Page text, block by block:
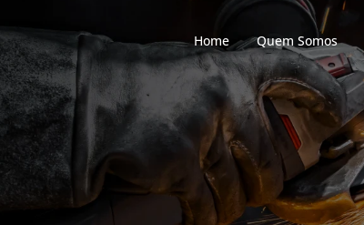
Home Quem Somos